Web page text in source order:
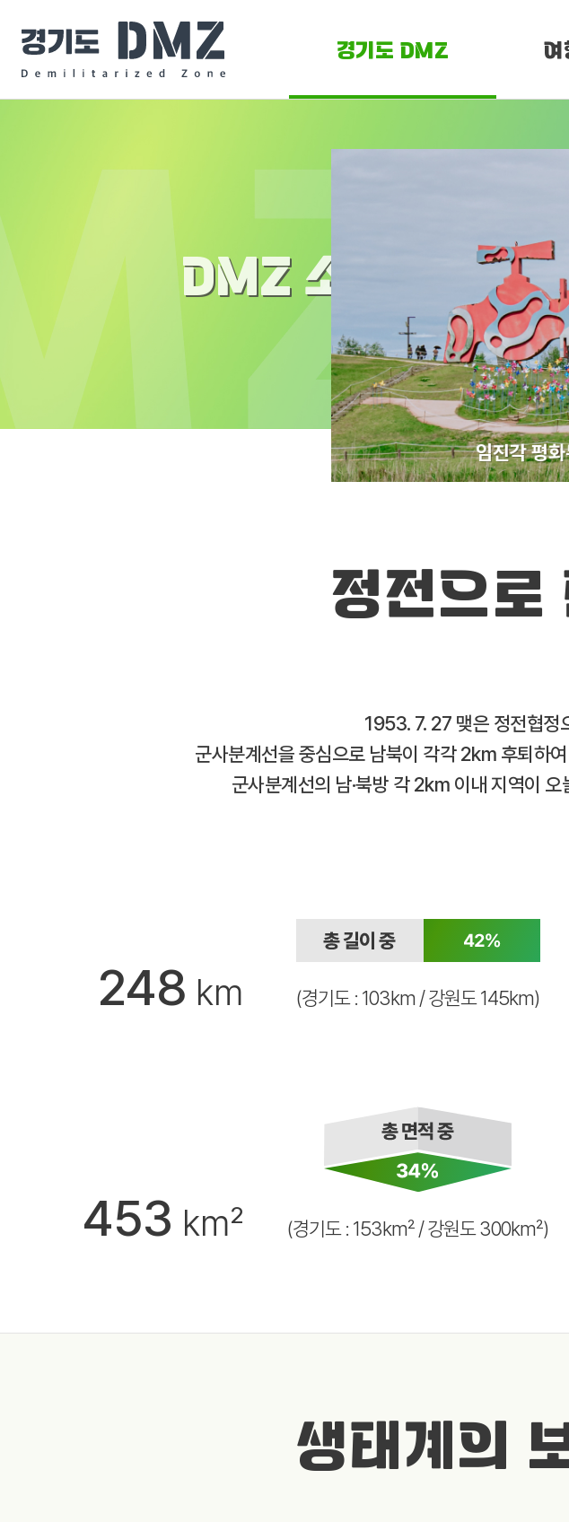
경기도 DMZ 여
DMZ 소개
임진각 평
정전으
1953. 7. 27 맺은 정전협정
군사분계선을 중심으로 남북이 각각 2km 후퇴하
군사분계선의 남·북방 각 2km 이내 지역이
248 km (경기도 : 103km / 강원도 145km)
453 km² (경기도 : 153km² / 강원도 300km²)
생태계의